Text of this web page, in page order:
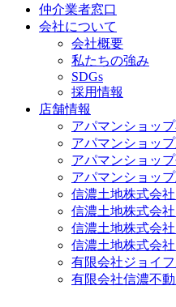
仲介業者窓口
会社について
会社概要
私たちの強み
SDGs
採用情報
店舗情報
アパマンショッ
アパマンショッ
アパマンショッ
アパマンショッ
信濃土地株式会
信濃土地株式会
信濃土地株式会
信濃土地株式会
有限会社ジョイ
有限会社信濃不